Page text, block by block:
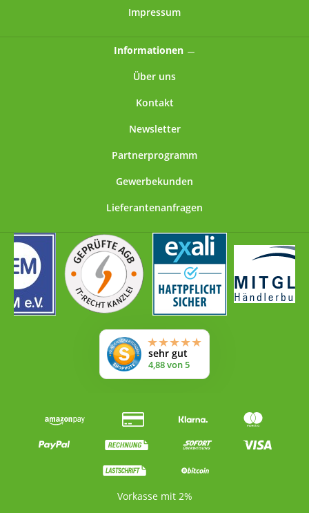
Impressum
Informationen
Über uns
Kontakt
Newsletter
Partnerprogramm
Gewerbekunden
Lieferantenanfragen
Vorkasse mit 2%